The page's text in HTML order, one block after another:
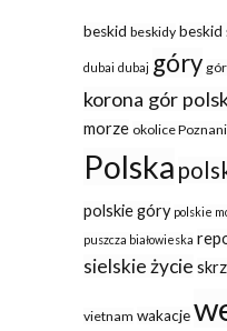
beskid beskidy beskid
dubai dubaj góry
korona gór
morze okolice
Polska
polskie góry polskie
puszcza białowieska
sielskie życie
vietnam wakacje